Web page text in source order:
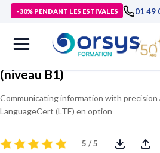
-30% PENDANT LES ESTIVALES 01 49
> Formations>Management -
Formation Communiquer efficacement en
Communiquer
(niveau B1)
Communicating information with
LanguageCert (LTE) en option
5 / 5